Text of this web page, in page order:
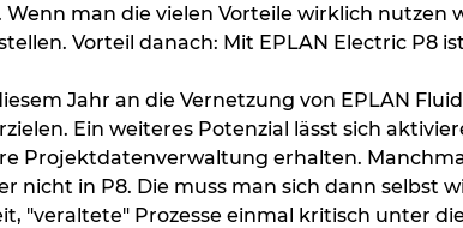
man die vielen Vorteile wirklich nutzen
Vorteil danach: Mit EPLAN Electric P8
Jahr an die Vernetzung von EPLAN
Ein weiteres Potenzial lässt sich
Projektdatenverwaltung erhalten.
nicht in P8. Die muss man sich dann selbst
"veraltete" Prozesse einmal kritisch unter